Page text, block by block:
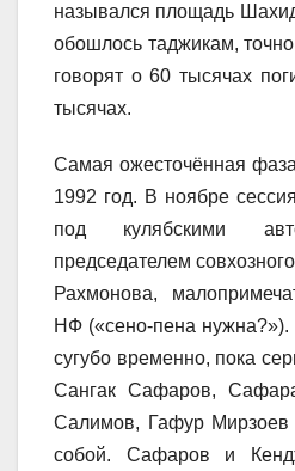
назывался площадь
обошлось таджикам,
говорят о 60 тысячах
тысячах.
Самая ожесточённая
1992 год. В ноябре
под кулябскими
председателем
Рахмонова,
НФ («сено-пена
сугубо временно, пока
Сангак Сафаров,
Салимов, Гафур Мирзоев
собой. Сафаров и